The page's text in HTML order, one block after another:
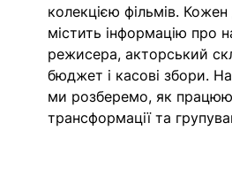
колекцією фільмів.
містить інформацію про
режисера, акторський
бюджет і касові збори.
ми розберемо, як
трансформації та